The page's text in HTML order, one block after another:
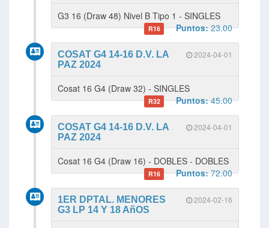
G3 16 (Draw 48) Nivel B Tipo 1 - SINGLES
R16 Puntos:23.00
2024-04-01
COSAT G4 14-16 D.V. LA
PAZ 2024
Cosat 16 G4 (Draw 32) - SINGLES
R32 Puntos:45.00
2024-04-01
COSAT G4 14-16 D.V. LA
PAZ 2024
Cosat 16 G4 (Draw 16) - DOBLES - DOBLES
R16 Puntos:72.00
2024-02-16
1ER DPTAL. MENORES
G3 LP 14 Y 18 AñOS